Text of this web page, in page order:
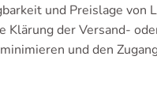
und Preislage von
Klärung der Versand-
und den